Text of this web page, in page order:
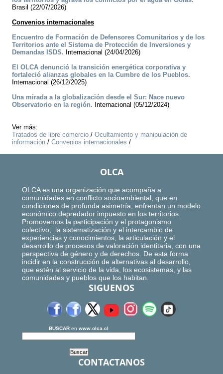
Brasil (22/07/2026)
Convenios internacionales
Encuentro de Formación de Defensores Comunitarios y de los
Territorios ante el Sistema de Protección de Inversiones y
Demandas ISDS. Internacional (24/04/2026)
El OLCA denunció la transición energética corporativa y
fortaleció alianzas globales en la Cumbre de los Pueblos.
Internacional (26/12/2025)
Una mirada a la globalización desde el Sur: Nace nuevo
Observatorio en la región. Internacional (05/12/2024)
Ver más:
Tratados de libre comercio / Ocultamiento y manipulación de
información / Convenios internacionales /
OLCA
OLCA es una organización que acompaña a
comunidades en conflicto socioambiental, que en
condiciones de profunda asimetría, enfrentan un modelo
económico depredador impuesto en los territorios.
Promovemos la participación y el protagonismo
colectivo, la sistematización y el intercambio de
experiencias y conocimientos, la articulación y el
desarrollo de procesos de valoración identitaria, con una
perspectiva de género y de derechos. De esta forma
incidir en la construcción de alternativas al desarrollo,
que estén al servicio de la vida, los ecosistemas, y las
comunidades y pueblos que los habitan.
SIGUENOS
BUSCAR en www.olca.cl
CONTACTANOS